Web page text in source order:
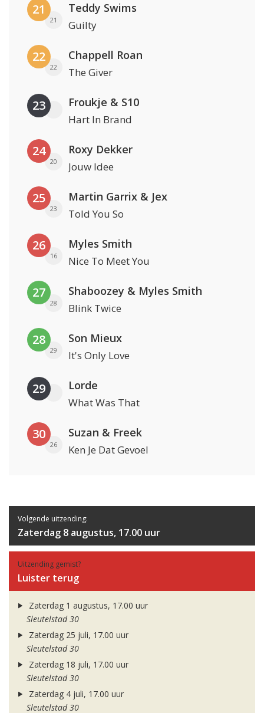
21
21
Teddy Swims
Guilty
22
22
Chappell Roan
The Giver
23 Froukje & S10
Hart In Brand
24
20
Roxy Dekker
Jouw Idee
25
23
Martin Garrix & Jex
Told You So
26
16
Myles Smith
Nice To Meet You
27
28
Shaboozey & Myles Smith
Blink Twice
28
29
Son Mieux
It's Only Love
29 Lorde
What Was That
30
26
Suzan & Freek
Ken Je Dat Gevoel
Volgende uitzending:
Zaterdag 8 augustus, 17.00 uur
Uitzending gemist?
Luister terug
Zaterdag 1 augustus, 17.00 uur
Sleutelstad 30
Zaterdag 25 juli, 17.00 uur
Sleutelstad 30
Zaterdag 18 juli, 17.00 uur
Sleutelstad 30
Zaterdag 4 juli, 17.00 uur
Sleutelstad 30